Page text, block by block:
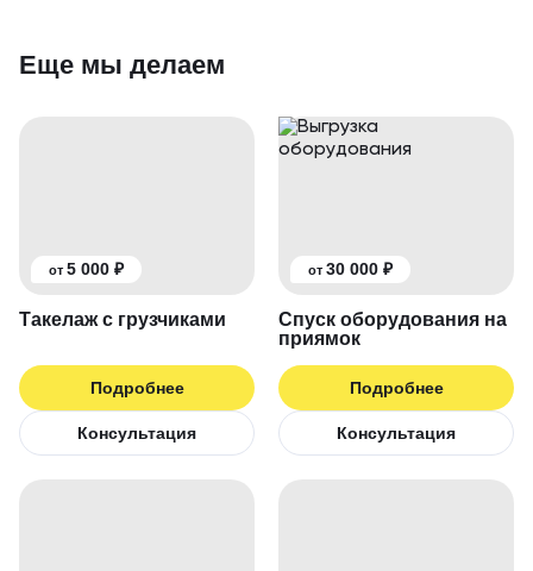
Еще мы делаем
от 5 000 ₽
Такелаж с грузчиками
Подробнее
Консультация
от 30 000 ₽
Спуск оборудования на
приямок
Подробнее
Консультация